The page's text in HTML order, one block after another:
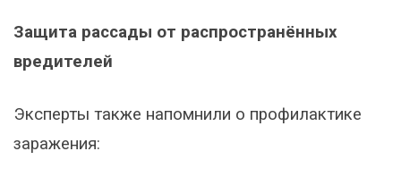
Защита рассады от распространённых
вредителей
Эксперты также напомнили о профилактике
заражения: